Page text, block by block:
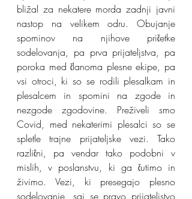
bližal za nekatere morda zadnji javni
nastop na velikem odru. Obujanje
spominov na njihove pričetke
sodelovanja, pa prva prijateljstva, pa
poroka med članoma plesne ekipe, pa
vsi otroci, ki so se rodili plesalkam in
plesalcem in spomini na zgode in
nezgode zgodovine. Preživeli smo
Covid, med nekaterimi plesalci so se
spletle trajne prijateljske vezi. Tako
različni, pa vendar tako podobni v
mislih, v poslanstvu, ki ga čutimo in
živimo. Vezi, ki presegajo plesno
sodelovanje, saj se pravo prijateljstvo